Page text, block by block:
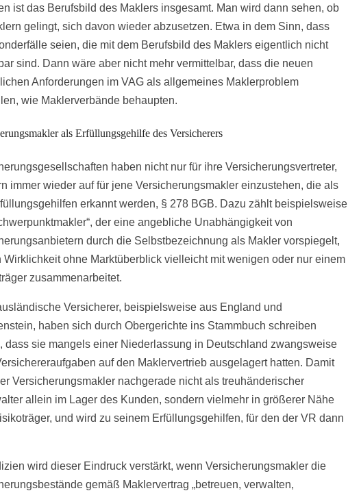
ist das Berufsbild des Maklers insgesamt. Man wird dann sehen, ob
gelingt, sich davon wieder abzusetzen. Etwa in dem Sinn, dass
seien, die mit dem Berufsbild des Maklers eigentlich nicht
sind. Dann wäre aber nicht mehr vermittelbar, dass die neuen
Anforderungen im VAG als allgemeines Maklerproblem
wie Maklerverbände behaupten.
als Erfüllungsgehilfe des Versicherers
haben nicht nur für ihre Versicherungsvertreter,
immer wieder auf für jene Versicherungsmakler einzustehen, die als
erkannt werden, § 278 BGB. Dazu zählt beispielsweise
der eine angebliche Unabhängigkeit von
durch die Selbstbezeichnung als Makler vorspiegelt,
Wirklichkeit ohne Marktüberblick vielleicht mit wenigen oder nur einem
zusammenarbeitet.
Versicherer, beispielsweise aus England und
haben sich durch Obergerichte ins Stammbuch schreiben
dass sie mangels einer Niederlassung in Deutschland zwangsweise
auf den Maklervertrieb ausgelagert hatten. Damit
Versicherungsmakler nachgerade nicht als treuhänderischer
allein im Lager des Kunden, sondern vielmehr in größerer Nähe
und wird zu seinem Erfüllungsgehilfen, für den der VR dann
wird dieser Eindruck verstärkt, wenn Versicherungsmakler die
gemäß Maklervertrag „betreuen, verwalten,